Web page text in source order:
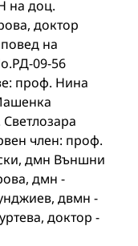
на доц.
доктор
на
09-56
проф. Нина
член: проф.
дмн Външни
дмн -
двмн -
доктор -